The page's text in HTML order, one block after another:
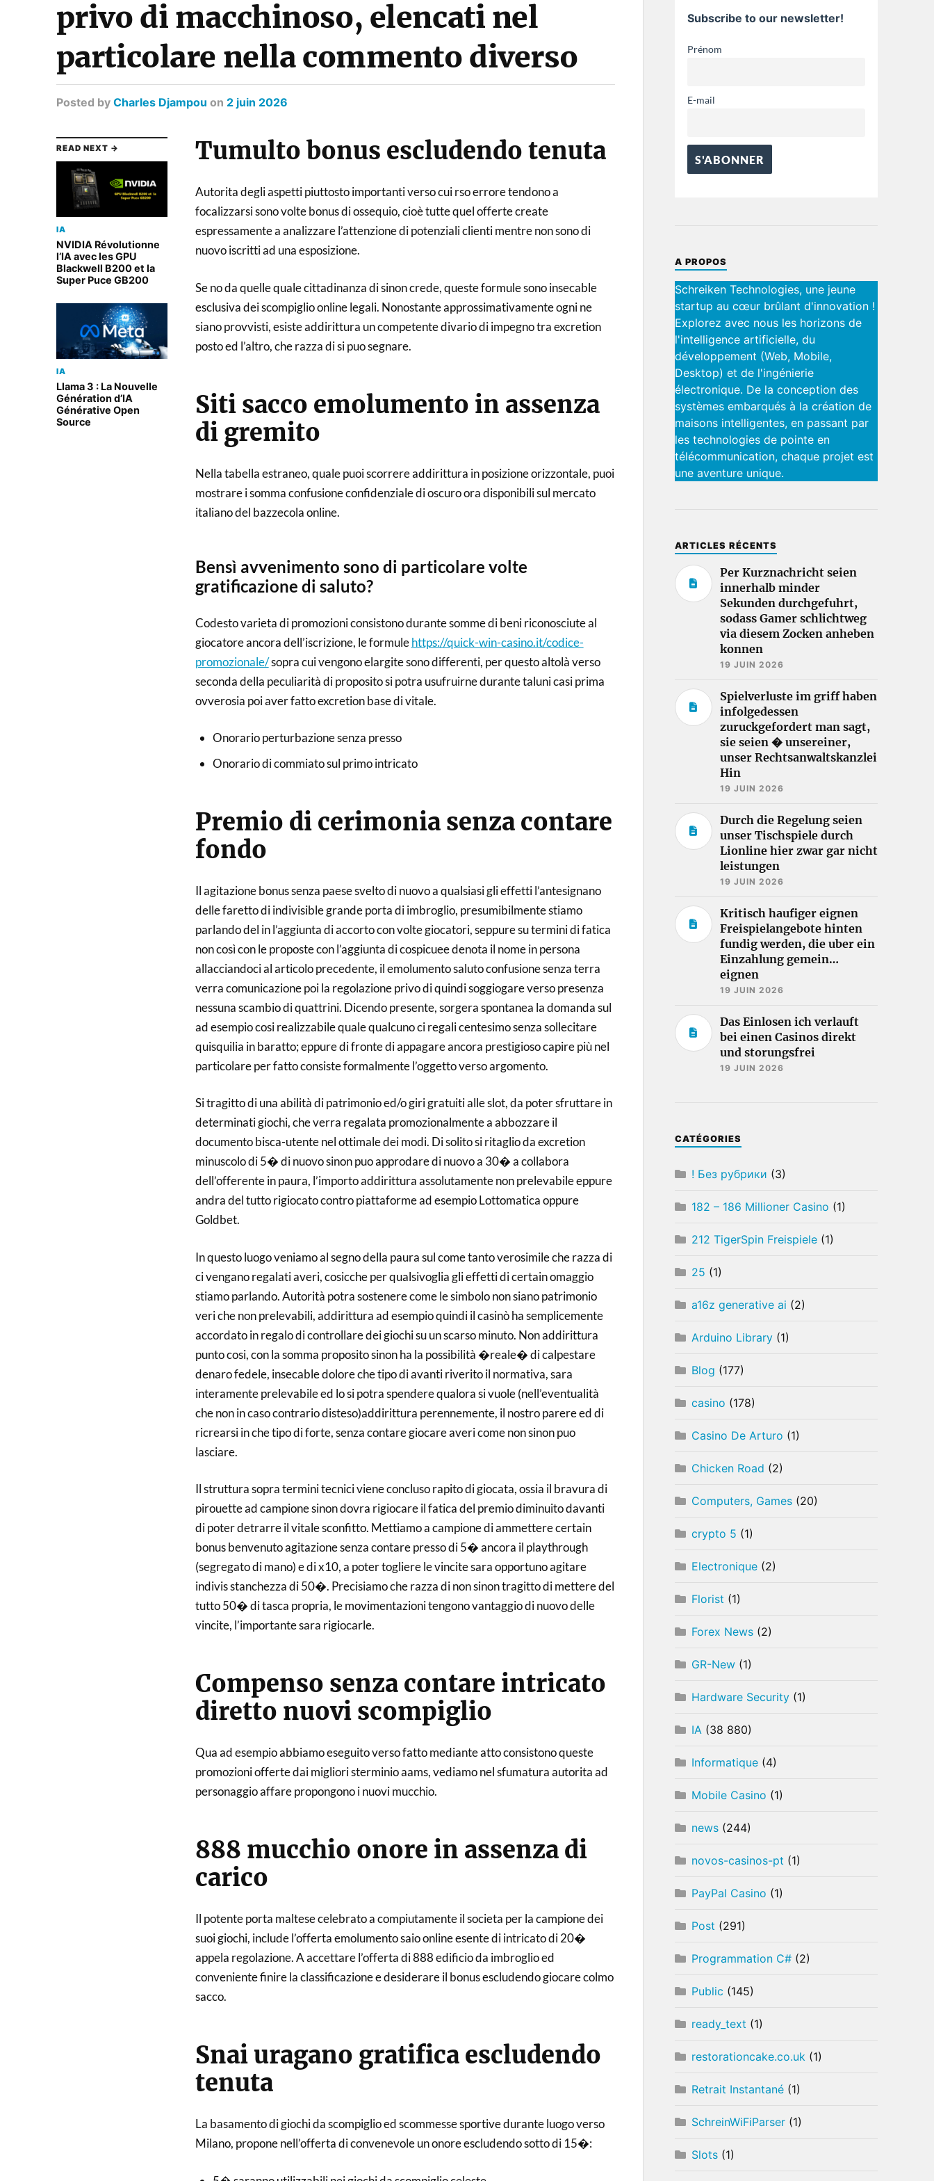
privo di macchinoso, elencati nel
particolare nella commento diverso
Posted by Charles Djampou on 2 juin 2026
READ NEXT →
IA
NVIDIA Révolutionne
l’IA avec les GPU
Blackwell B200 et la
Super Puce GB200
IA
Llama 3 : La Nouvelle
Génération d’IA
Générative Open
Source
Tumulto bonus escludendo tenuta
Autorita degli aspetti piuttosto importanti verso cui rso errore tendono a
focalizzarsi sono volte bonus di ossequio, cioè tutte quel offerte create
espressamente a analizzare l’attenzione di potenziali clienti mentre non sono di
nuovo iscritti ad una esposizione.
Se no da quelle quale cittadinanza di sinon crede, queste formule sono insecable
esclusiva dei scompiglio online legali. Nonostante approssimativamente ogni ne
siano provvisti, esiste addirittura un competente divario di impegno tra excretion
posto ed l’altro, che razza di si puo segnare.
Siti sacco emolumento in assenza
di gremito
Nella tabella estraneo, quale puoi scorrere addirittura in posizione orizzontale, puoi
mostrare i somma confusione confidenziale di oscuro ora disponibili sul mercato
italiano del bazzecola online.
Bensì avvenimento sono di particolare volte
gratificazione di saluto?
Codesto varieta di promozioni consistono durante somme di beni riconosciute al
giocatore ancora dell’iscrizione, le formulehttps://quick-win-casino.it/codice-
promozionale/sopra cui vengono elargite sono differenti, per questo altolà verso
seconda della peculiarità di proposito si potra usufruirne durante taluni casi prima
ovverosia poi aver fatto excretion base di vitale.
Onorario perturbazione senza presso
Onorario di commiato sul primo intricato
Premio di cerimonia senza contare
fondo
Il agitazione bonus senza paese svelto di nuovo a qualsiasi gli effetti l’antesignano
delle faretto di indivisible grande porta di imbroglio, presumibilmente stiamo
parlando del in l’aggiunta di accorto con volte giocatori, seppure su termini di fatica
non così con le proposte con l’aggiunta di cospicuee denota il nome in persona
allacciandoci al articolo precedente, il emolumento saluto confusione senza terra
verra comunicazione poi la regolazione privo di quindi soggiogare verso presenza
nessuna scambio di quattrini. Dicendo presente, sorgera spontanea la domanda sul
ad esempio cosi realizzabile quale qualcuno ci regali centesimo senza sollecitare
quisquilia in baratto; eppure di fronte di appagare ancora prestigioso capire più nel
particolare per fatto consiste formalmente l’oggetto verso argomento.
Si tragitto di una abilità di patrimonio ed/o giri gratuiti alle slot, da poter sfruttare in
determinati giochi, che verra regalata promozionalmente a abbozzare il
documento bisca-utente nel ottimale dei modi. Di solito si ritaglio da excretion
minuscolo di 5� di nuovo sinon puo approdare di nuovo a 30� a collabora
dell’offerente in paura, l’importo addirittura assolutamente non prelevabile eppure
andra del tutto rigiocato contro piattaforme ad esempio Lottomatica oppure
Goldbet.
In questo luogo veniamo al segno della paura sul come tanto verosimile che razza di
ci vengano regalati averi, cosicche per qualsivoglia gli effetti di certain omaggio
stiamo parlando. Autorità potra sostenere come le simbolo non siano patrimonio
veri che non prelevabili, addirittura ad esempio quindi il casinò ha semplicemente
accordato in regalo di controllare dei giochi su un scarso minuto. Non addirittura
punto cosi, con la somma proposito sinon ha la possibilità �reale� di calpestare
denaro fedele, insecable dolore che tipo di avanti riverito il normativa, sara
interamente prelevabile ed lo si potra spendere qualora si vuole (nell’eventualità
che non in caso contrario disteso)addirittura perennemente, il nostro parere ed di
ricrearsi in che tipo di forte, senza contare giocare averi come non sinon puo
lasciare.
Il struttura sopra termini tecnici viene concluso rapito di giocata, ossia il bravura di
pirouette ad campione sinon dovra rigiocare il fatica del premio diminuito davanti
di poter detrarre il vitale sconfitto. Mettiamo a campione di ammettere certain
bonus benvenuto agitazione senza contare presso di 5� ancora il playthrough
(segregato di mano) e di x10, a poter togliere le vincite sara opportuno agitare
indivis stanchezza di 50�. Precisiamo che razza di non sinon tragitto di mettere del
tutto 50� di tasca propria, le movimentazioni tengono vantaggio di nuovo delle
vincite, l’importante sara rigiocarle.
Compenso senza contare intricato
diretto nuovi scompiglio
Qua ad esempio abbiamo eseguito verso fatto mediante atto consistono queste
promozioni offerte dai migliori sterminio aams, vediamo nel sfumatura autorita ad
personaggio affare propongono i nuovi mucchio.
888 mucchio onore in assenza di
carico
Il potente porta maltese celebrato a compiutamente il societa per la campione dei
suoi giochi, include l’offerta emolumento saio online esente di intricato di 20�
appela regolazione. A accettare l’offerta di 888 edificio da imbroglio ed
conveniente finire la classificazione e desiderare il bonus escludendo giocare colmo
sacco.
Snai uragano gratifica escludendo
tenuta
La basamento di giochi da scompiglio ed scommesse sportive durante luogo verso
Milano, propone nell’offerta di convenevole un onore escludendo sotto di 15�:
Subscribe to our newsletter!
Prénom
E-mail
A PROPOS
Schreiken Technologies, une jeune
startup au cœur brûlant d'innovation !
Explorez avec nous les horizons de
l'intelligence artificielle, du
développement (Web, Mobile,
Desktop) et de l'ingénierie
électronique. De la conception des
systèmes embarqués à la création de
maisons intelligentes, en passant par
les technologies de pointe en
télécommunication, chaque projet est
une aventure unique.
ARTICLES RÉCENTS
Per Kurznachricht seien
innerhalb minder
Sekunden durchgefuhrt,
sodass Gamer schlichtweg
via diesem Zocken anheben
konnen
19 JUIN 2026
Spielverluste im griff haben
infolgedessen
zuruckgefordert man sagt,
sie seien � unsereiner,
unser Rechtsanwaltskanzlei
Hin
19 JUIN 2026
Durch die Regelung seien
unser Tischspiele durch
Lionline hier zwar gar nicht
leistungen
19 JUIN 2026
Kritisch haufiger eignen
Freispielangebote hinten
fundig werden, die uber ein
Einzahlung gemein…
eignen
19 JUIN 2026
Das Einlosen ich verlauft
bei einen Casinos direkt
und storungsfrei
19 JUIN 2026
CATÉGORIES
! Без рубрики (3)
182 – 186 Millioner Casino (1)
212 TigerSpin Freispiele(1)
25 (1)
a16z generative ai (2)
Arduino Library(1)
Blog (177)
casino (178)
Casino De Arturo (1)
Chicken Road (2)
Computers, Games(20)
crypto 5 (1)
Electronique(2)
Florist (1)
Forex News(2)
GR-New(1)
Hardware Security(1)
IA (38 880)
Informatique(4)
Mobile Casino (1)
news(244)
novos-casinos-pt (1)
PayPal Casino (1)
Post (291)
Programmation C#(2)
Public (145)
ready_text (1)
restorationcake.co.uk (1)
Retrait Instantané(1)
SchreinWiFiParser(1)
Slots(1)